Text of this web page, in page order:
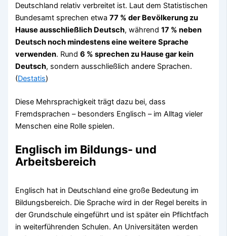
Deutschland relativ verbreitet ist. Laut dem Statistischen
Bundesamt sprechen etwa77 % der Bevölkerung zu
Hause ausschließlich Deutsch, während17 % neben
Deutsch noch mindestens eine weitere Sprache
verwenden. Rund6 % sprechen zu Hause gar kein
Deutsch, sondern ausschließlich andere Sprachen.
(Destatis)
Diese Mehrsprachigkeit trägt dazu bei, dass
Fremdsprachen – besonders Englisch – im Alltag vieler
Menschen eine Rolle spielen.
Englisch im Bildungs- und
Arbeitsbereich
Englisch hat in Deutschland eine große Bedeutung im
Bildungsbereich. Die Sprache wird in der Regel bereits in
der Grundschule eingeführt und ist später ein Pflichtfach
in weiterführenden Schulen. An Universitäten werden